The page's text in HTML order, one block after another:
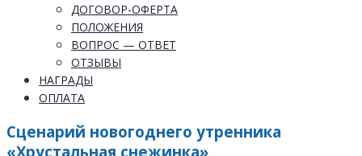
ДОГОВОР-ОФЕРТА
ПОЛОЖЕНИЯ
ВОПРОС — ОТВЕТ
ОТЗЫВЫ
НАГРАДЫ
ОПЛАТА
Сценарий новогоднего утренника
«Хрустальная снежинка»